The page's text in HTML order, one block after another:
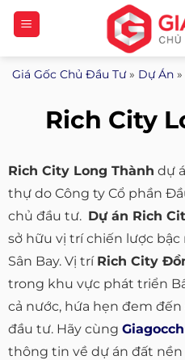
Bỏ
qua
nội
dung
Giá Gốc Chủ Đầu Tư» Dự Án »
Rich City
Rich City Long Thành dự
thự do Công ty Cổ phần
chủ đầu tư. Dự án Rich
sở hữu vị trí chiến lược
Sân Bay. Vị trí Rich City
trong khu vực phát triển
cả nước, hứa hẹn đem
đầu tư. Hãy cùng
thông tin về dự án đất nền